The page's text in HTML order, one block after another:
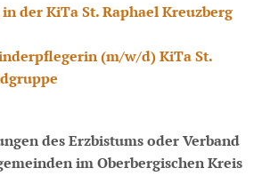
der KiTa St. Raphael Kreuzberg
(m/w/d) KiTa St.
des Erzbistums oder Verband
im Oberbergischen Kreis